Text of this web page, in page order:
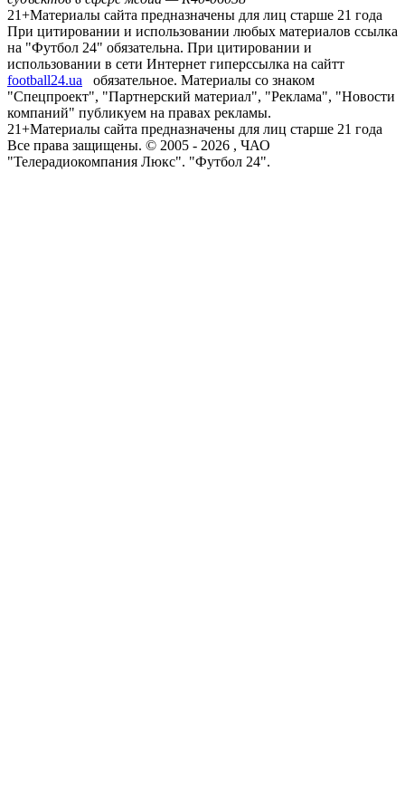
21+Материалы сайта предназначены для лиц старше 21 года
При цитировании и использовании любых материалов ссылка
на "Футбол 24" обязательна. При цитировании и
использовании в сети Интернет гиперссылка на сайтт
football24.ua
обязательное. Материалы со знаком
"Спецпроект", "Партнерский материал", "Реклама", "Новости
компаний" публикуем на правах рекламы.
21+Материалы сайта предназначены для лиц старше 21 года
Все права защищены. © 2005 - 2026 , ЧАО
"Телерадиокомпания Люкс". "Футбол 24".